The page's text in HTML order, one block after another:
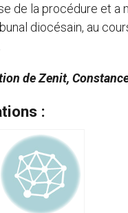
de la procédure et a
diocésain, au
de Zenit,
: